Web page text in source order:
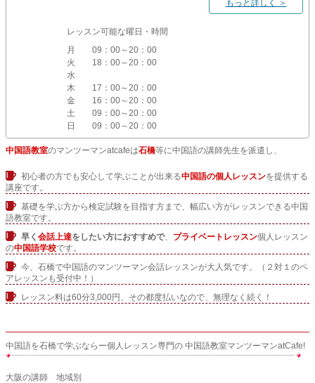
もっと詳しく ＞
レッスン可能な曜日・時間
月
09：00～20：00
火
18：00～20：00
水
木
17：00～20：00
金
16：00～20：00
土
09：00～20：00
日
09：00～20：00
中国語教室のマンツーマンatcafeは石橋等に中国語の講師先生を派遣し、
初心者の方でも安心して学ぶことが出来る中国語の個人レッスンを提供する
講座です。
基礎を学ぶ方から検定試験を目指す方まで、幅広い方がレッスンできる中国
語教室です。
早く 会話上達をしたい方におすすめで、 プライベートレッスン個人レッスン
の中国語学校です。
今、石橋で中国語のマンツーマン会話レッスンが大人気です。（２対１のペ
アレッスンも受付中！）
レッスン料は60分3,000円、その都度払いなので、無理なく続く！
中国語を石橋で学ぶならー個人レッスン専門の 中国語教室マンツーマンatCafe!
大阪の講師 地域別